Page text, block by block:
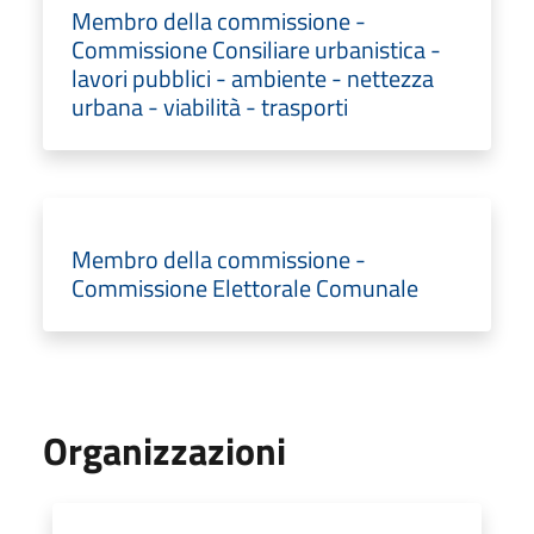
Membro della commissione -
Commissione Consiliare urbanistica -
lavori pubblici - ambiente - nettezza
urbana - viabilità - trasporti
Membro della commissione -
Commissione Elettorale Comunale
Organizzazioni